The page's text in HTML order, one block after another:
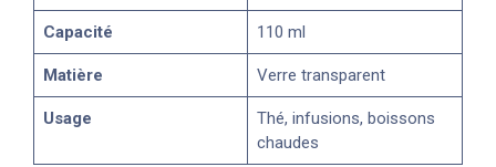
Capacité 110 ml
Matière Verre transparent
Usage
Thé, infusions, boissons
chaudes